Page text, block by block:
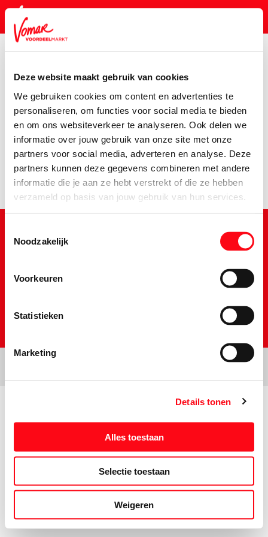
Deze website maakt gebruik van cookies
We gebruiken cookies om content en advertenties te
personaliseren, om functies voor social media te bieden
en om ons websiteverkeer te analyseren. Ook delen we
informatie over jouw gebruik van onze site met onze
partners voor social media, adverteren en analyse. Deze
partners kunnen deze gegevens combineren met andere
informatie die je aan ze hebt verstrekt of die ze hebben
verzameld op basis van jouw gebruik van hun services.
Noodzakelijk
Voorkeuren
Statistieken
Marketing
Details tonen
Alles toestaan
Selectie toestaan
Weigeren
KIK-kaart
Pincode vergeten
Persoonlijk KIK-account
Assortiment Voorraadkast Chips, Koek, Snacks &
Er is een fout opgetreden
We hebben het product niet kunnen vinden.
Prijs- en tekstwijzigingen onder voorbehoud. Aanbiedingen op deze